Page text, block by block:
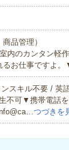
品管理）
内のカンタン軽
るお仕事ですよ
スキル不要 / 英
可▼携帯電話
つづきを